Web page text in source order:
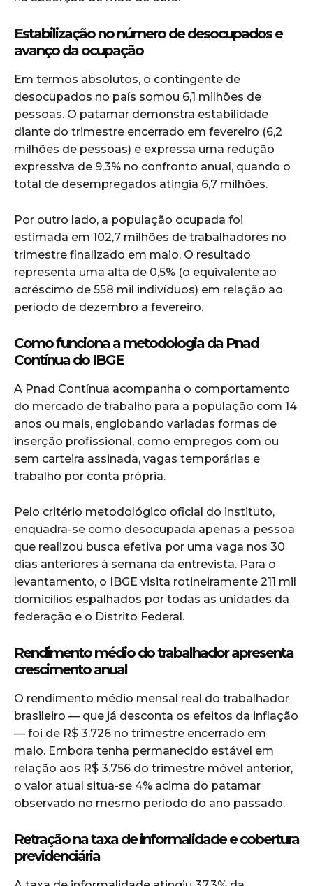
Estabilização no número de desocupados e
avanço da ocupação
Em termos absolutos, o contingente de
desocupados no país somou 6,1 milhões de
pessoas. O patamar demonstra estabilidade
diante do trimestre encerrado em fevereiro (6,2
milhões de pessoas) e expressa uma redução
expressiva de 9,3% no confronto anual, quando o
total de desempregados atingia 6,7 milhões.
Por outro lado, a população ocupada foi
estimada em 102,7 milhões de trabalhadores no
trimestre finalizado em maio. O resultado
representa uma alta de 0,5% (o equivalente ao
acréscimo de 558 mil indivíduos) em relação ao
período de dezembro a fevereiro.
Como funciona a metodologia da Pnad
Contínua do IBGE
A Pnad Contínua acompanha o comportamento
do mercado de trabalho para a população com 14
anos ou mais, englobando variadas formas de
inserção profissional, como empregos com ou
sem carteira assinada, vagas temporárias e
trabalho por conta própria.
Pelo critério metodológico oficial do instituto,
enquadra-se como desocupada apenas a pessoa
que realizou busca efetiva por uma vaga nos 30
dias anteriores à semana da entrevista. Para o
levantamento, o IBGE visita rotineiramente 211 mil
domicílios espalhados por todas as unidades da
federação e o Distrito Federal.
Rendimento médio do trabalhador apresenta
crescimento anual
O rendimento médio mensal real do trabalhador
brasileiro — que já desconta os efeitos da inflação
— foi de R$ 3.726 no trimestre encerrado em
maio. Embora tenha permanecido estável em
relação aos R$ 3.756 do trimestre móvel anterior,
o valor atual situa-se 4% acima do patamar
observado no mesmo período do ano passado.
Retração na taxa de informalidade e cobertura
previdenciária